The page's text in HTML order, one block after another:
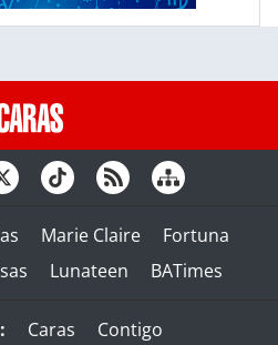
Marie Claire
Fortuna
Lunateen BATimes
Caras Contigo